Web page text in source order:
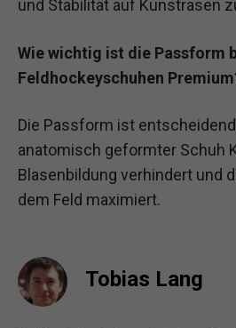
und Stabilität auf Kunstrasen
Wie wichtig ist die Passform
Feldhockeyschuhen
Die Passform ist
anatomisch geformter Schuh
Blasenbildung verhindert und
dem Feld maximiert.
Tobias Lang